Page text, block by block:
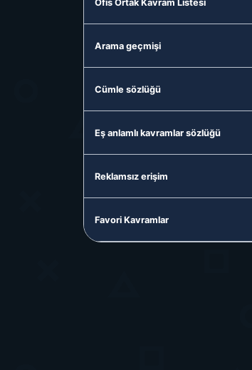
Ofis Ortak Kavram Listesi
Arama geçmişi
Cümle sözlüğü
Eş anlamlı kavramlar sözlüğü
Reklamsız erişim
Favori Kavramlar